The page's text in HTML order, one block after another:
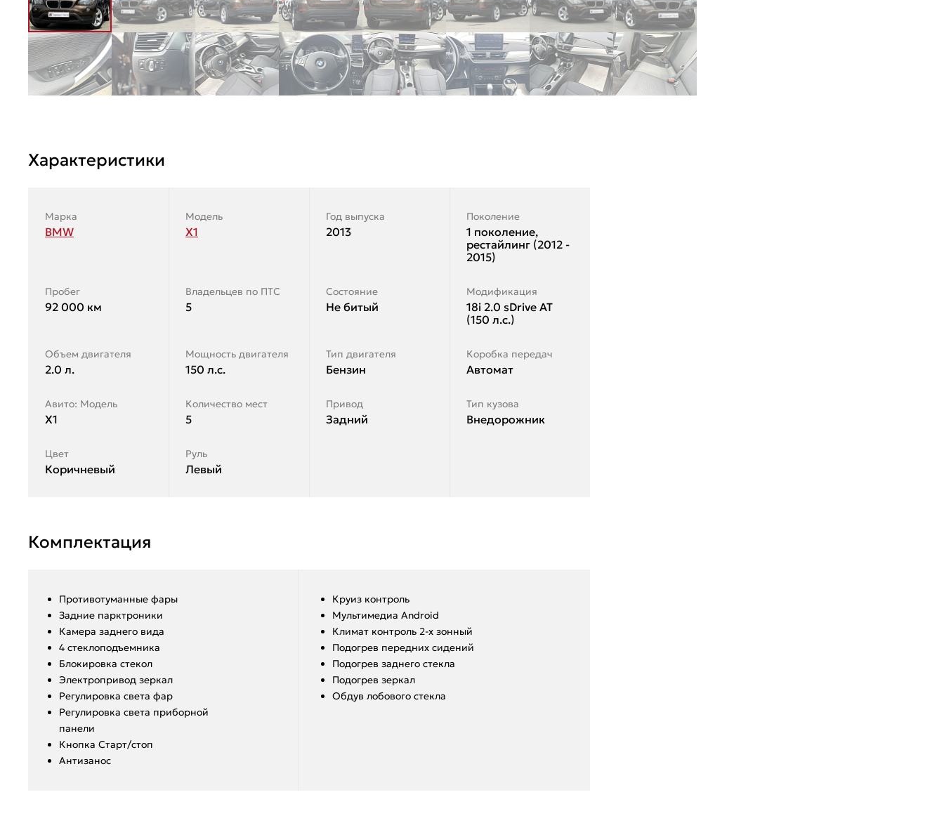
Характеристики
Марка
BMW
Модель
Х1
Год выпуска
2013
Поколение
1 поколение,
рестайлинг (2012 -
2015)
Пробег
92 000 км
Владельцев по ПТС
5
Состояние
Не битый
Модификация
18i 2.0 sDrive AT
(150 л.с.)
Объем двигателя
2.0 л.
Мощность двигателя
150 л.с.
Тип двигателя
Бензин
Коробка передач
Автомат
Авито: Модель
Х1
Количество мест
5
Привод
Задний
Тип кузова
Внедорожник
Цвет
Коричневый
Руль
Левый
Комплектация
Противотуманные фары
Задние парктроники
Камера заднего вида
4 стеклоподъемника
Блокировка стекол
Электропривод зеркал
Регулировка света фар
Регулировка света приборной
панели
Кнопка Старт/стоп
Антизанос
Круиз контроль
Мультимедиа Android
Климат контроль 2-х зонный
Подогрев передних сидений
Подогрев заднего стекла
Подогрев зеркал
Обдув лобового стекла